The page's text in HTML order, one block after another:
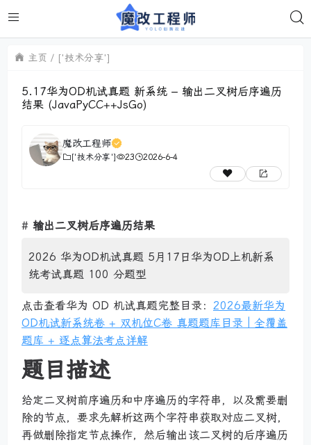
主页 ['技术分享']
5.17华为OD机试真题 新系统 – 输出二叉树后序遍历
结果 (JavaPyCC++JsGo)
魔改工程师
['技术分享'] 23 2026-6-4
# 输出二叉树后序遍历结果
2026 华为OD机试真题 5月17日华为OD上机新系
统考试真题 100 分题型
点击查看华为 OD 机试真题完整目录： 2026最新华为
OD机试新系统卷 + 双机位C卷 真题题库目录｜全覆盖
题库 + 逐点算法考点详解
题目描述
给定二叉树前序遍历和中序遍历的字符串，以及需要删
除的节点，要求先解析这两个字符串获取对应二叉树，
再做删除指定节点操作，然后输出该二叉树的后序遍历